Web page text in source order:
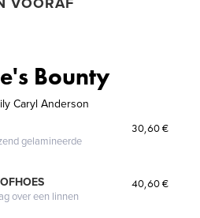
Bounty
Caryl Anderson
gelamineerde
30,60 €
over een linnen
40,60 €